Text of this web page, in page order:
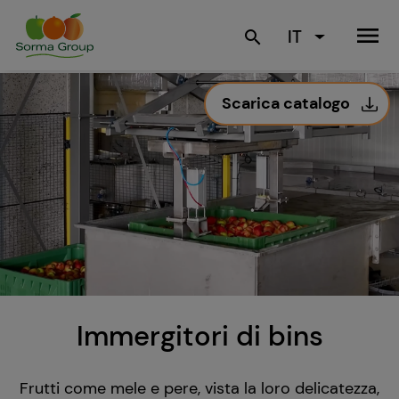
search IT menu
Immergitori di bins
Scarica catalogo
Frutti come mele e pere, vista la loro delicatezza,